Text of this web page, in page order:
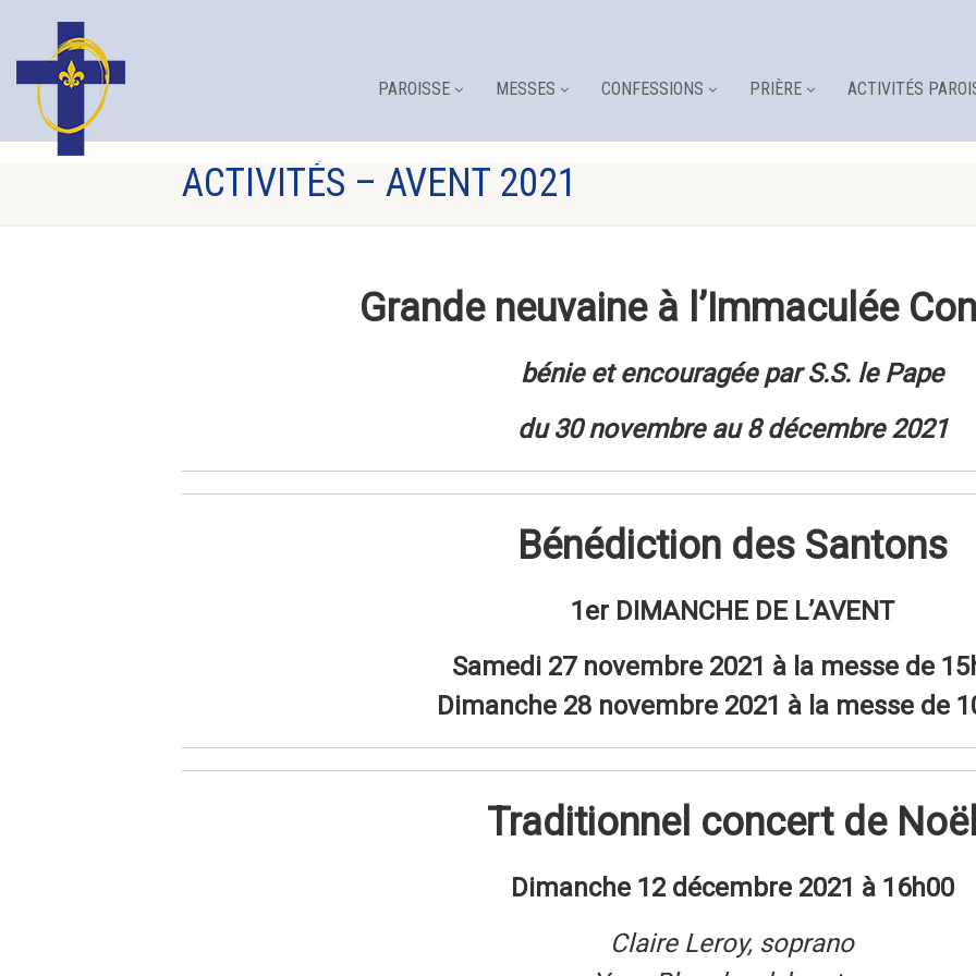
PAROISSE MESSES CONFESSIONS PRIÈRE ACTIVITÉS
ACTIVITÉS – AVENT 2021
Grande neuvaine à l’Immaculée
bénie et encouragée par S.S. le Pape
du 30 novembre au 8 décembre 2021
Bénédiction des Santons
1er DIMANCHE DE L’AVENT
Samedi 27 novembre 2021 à la messe de
Dimanche 28 novembre 2021 à la messe de
Traditionnel concert de Noël
Dimanche 12 décembre 2021 à 16h00
Claire Leroy, soprano